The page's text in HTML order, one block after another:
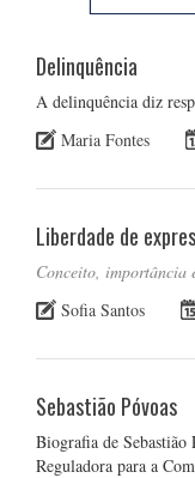
Delinquência
A delinquência diz
Maria Fontes
Liberdade de
Conceito, importância
Sofia Santos
Sebastião Póvoas
Biografia de Sebastião
Reguladora para a